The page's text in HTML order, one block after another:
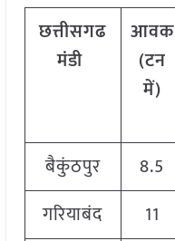
छत्तीसगढ
मंडी
आवक
(टन
में)
बैकुंठपुर
8.5
गरियाबंद
11